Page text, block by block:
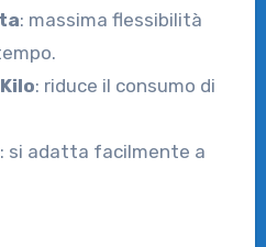
: massima flessibilità
: riduce il consumo di
: si adatta facilmente a